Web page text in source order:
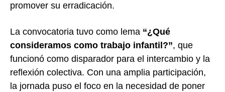
promover su erradicación.
La convocatoria tuvo como lema “¿Qué
consideramos como trabajo infantil?”, que
funcionó como disparador para el intercambio y la
reflexión colectiva. Con una amplia participación,
la jornada puso el foco en la necesidad de poner